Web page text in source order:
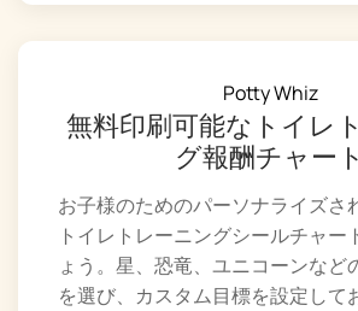
Potty Whiz
無料印刷可能なトイレ
グ報酬チャート
お子様のためのパーソナライズさ
トイレトレーニングシールチャー
ょう。星、恐竜、ユニコーンなど
を選び、カスタム目標を設定して